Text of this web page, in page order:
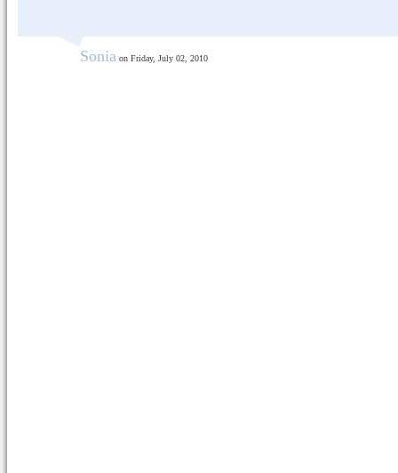
Sonia on Friday, July 02, 2010